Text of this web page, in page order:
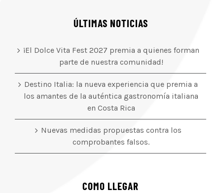
ÚLTIMAS NOTICIAS
¡El Dolce Vita Fest 2027 premia a quienes forman
parte de nuestra comunidad!
Destino Italia: la nueva experiencia que premia a
los amantes de la auténtica gastronomía italiana
en Costa Rica
Nuevas medidas propuestas contra los
comprobantes falsos.
COMO LLEGAR